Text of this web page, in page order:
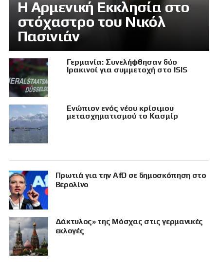
Η Αρμενική Εκκλησία στο
στόχαστρο του Νικόλ
Πασινιάν
Γερμανία: Συνελήφθησαν δύο
Ιρακινοί για συμμετοχή στο ISIS
Eνώπιον ενός νέου κρίσιμου
μετασχηματισμού το Κασμίρ
Πρωτιά για την AfD σε δημοσκόπηση στο
Βερολίνο
Δάκτυλος» της Μόσχας στις γερμανικές
εκλογές